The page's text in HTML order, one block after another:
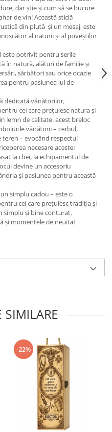
dar știe și cum să se bucure
de vin! Această sticlă
din plută și un mesaj, este
al naturii și al poveștilor
este potrivit pentru serile
în natură, alături de familie și
sărbători sau orice ocazie
pentru pasiunea lui de
dedicată vânătorilor,
cei care prețuiesc natura și
lemn de calitate, acest breloc
vânătorii – cerbul,
– evocând respectul
necesare acestei
la chei, la echipamentul de
devine un accesoriu
și pasiunea pentru această
simplu cadou – este o
cei care prețuiesc tradiția și
simplu și bine conturat,
și momentele de neuitat
SIMILARE
-22%